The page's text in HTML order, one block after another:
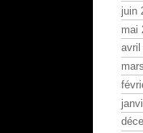
juin
mai
avril